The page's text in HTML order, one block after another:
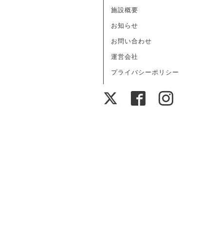
施設概要
お知らせ
お問い合わせ
運営会社
プライバシーポリシー